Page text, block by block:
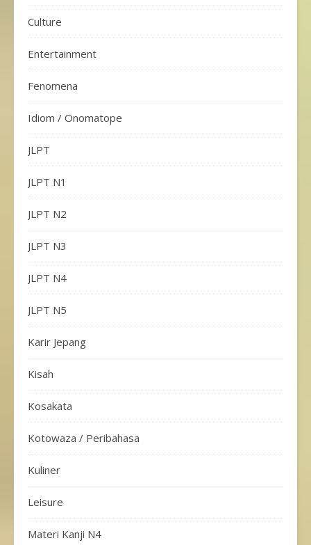
Culture
Entertainment
Fenomena
Idiom / Onomatope
JLPT
JLPT N1
JLPT N2
JLPT N3
JLPT N4
JLPT N5
Karir Jepang
Kisah
Kosakata
Kotowaza / Peribahasa
Kuliner
Leisure
Materi Kanji N4